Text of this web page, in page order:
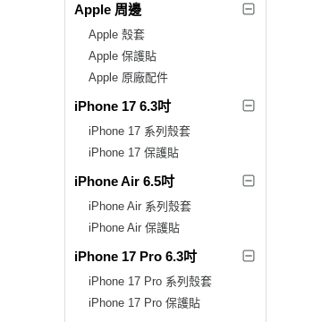
Apple 周邊
Apple 殼套
Apple 保護貼
Apple 原廠配件
iPhone 17 6.3吋
iPhone 17 系列殼套
iPhone 17 保護貼
iPhone Air 6.5吋
iPhone Air 系列殼套
iPhone Air 保護貼
iPhone 17 Pro 6.3吋
iPhone 17 Pro 系列殼套
iPhone 17 Pro 保護貼